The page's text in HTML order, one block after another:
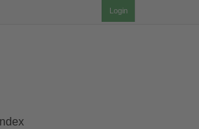
Login